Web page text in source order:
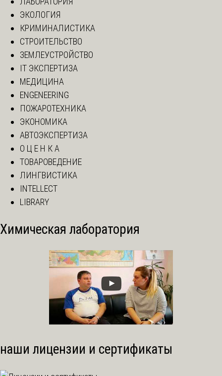
ЭКОЛОГИЯ
КРИМИНАЛИСТИКА
СТРОИТЕЛЬСТВО
ЗЕМЛЕУСТРОЙСТВО
IT ЭКСПЕРТИЗА
МЕДИЦИНА
ENGENEERING
ПОЖАРОТЕХНИКА
ЭКОНОМИКА
АВТОЭКСПЕРТИЗА
О Ц Е Н К А
ТОВАРОВЕДЕНИЕ
ЛИНГВИСТИКА
INTELLECT
LIBRARY
Химическая лаборатория
наши лицензии и сертификаты